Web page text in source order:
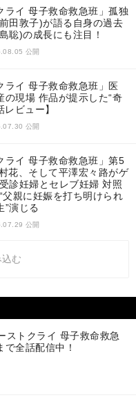
ライ 母子救命救急班」孤独
田敦子)が語る自身の過去
聡)の成長にも注目！
公開
ライ 母子救命救急班」医
の現場 作品が提示した“奇
ビュー】
公開
ライ 母子救命救急班」第5
花、そして平澤宏々路がゲ
診妊婦とセレブ妊婦 対照
父親に妊娠を打ち明けられ
”演じる
公開
む
ストクライ 母子救命救急
全話配信中！